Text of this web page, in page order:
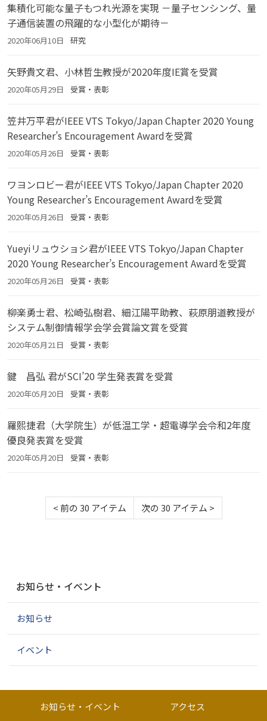
集積化可能な量子もつれ光源を実現 －量子センシング、量
子通信装置の飛躍的な小型化が期待－
2020年06月10日 研究
矢野貴文君、小林哲生教授が2020年度IE賞を受賞
2020年05月29日 受賞・表彰
笠井万平君がIEEE VTS Tokyo/Japan Chapter 2020 Young
Researcher’s Encouragement Awardを受賞
2020年05月26日 受賞・表彰
ワヨンロビー君がIEEE VTS Tokyo/Japan Chapter 2020
Young Researcher’s Encouragement Awardを受賞
2020年05月26日 受賞・表彰
Yueyiリュウショシ君がIEEE VTS Tokyo/Japan Chapter
2020 Young Researcher’s Encouragement Awardを受賞
2020年05月26日 受賞・表彰
柳楽勇士君、松崎弘樹君、細江陽平助教、萩原朋道教授が
システム制御情報学会学会賞論文賞を受賞
2020年05月21日 受賞・表彰
鍵 昌弘 君がSCI’20 学生発表賞を受賞
2020年05月20日 受賞・表彰
羅熙捷君（大学院生）が低温工学・超電導学会令和2年度
優良発表賞を受賞
2020年05月20日 受賞・表彰
<前の 30 アイテム 次の 30 アイテム >
ゲ
シ
ン
お知らせ・イベント
お知らせ
イベント
お知らせ・イベント
アクセス